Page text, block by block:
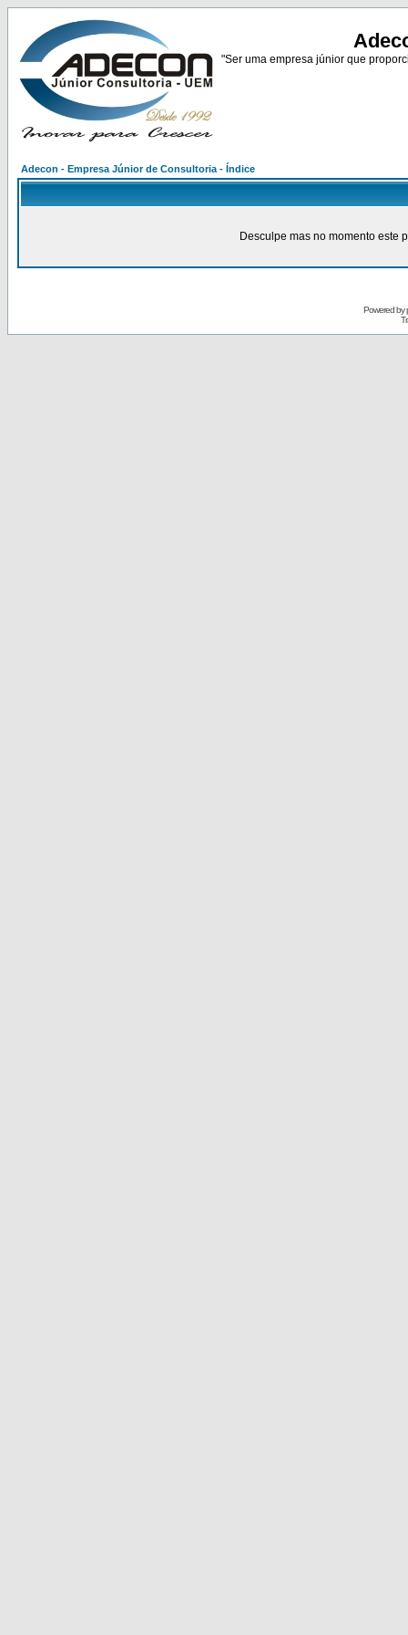
"Ser uma empresa júnior que
Adecon - Empresa Júnior de Consultoria - Índice
Desculpe mas no momento este
Powered by